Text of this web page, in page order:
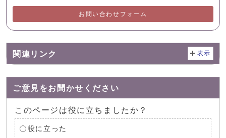
お問い合わせフォーム
関連リンク 表示
ご意見をお聞かせください
このページは役に立ちましたか？
役に立った